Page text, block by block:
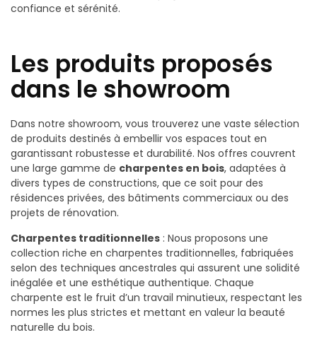
confiance et sérénité.
Les produits proposés
dans le showroom
Dans notre showroom, vous trouverez une vaste sélection
de produits destinés à embellir vos espaces tout en
garantissant robustesse et durabilité. Nos offres couvrent
une large gamme de charpentes en bois, adaptées à
divers types de constructions, que ce soit pour des
résidences privées, des bâtiments commerciaux ou des
projets de rénovation.
Charpentes traditionnelles : Nous proposons une
collection riche en charpentes traditionnelles, fabriquées
selon des techniques ancestrales qui assurent une solidité
inégalée et une esthétique authentique. Chaque
charpente est le fruit d’un travail minutieux, respectant les
normes les plus strictes et mettant en valeur la beauté
naturelle du bois.